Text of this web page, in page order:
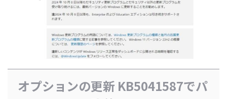
オプションの更新 KB5041587でパ